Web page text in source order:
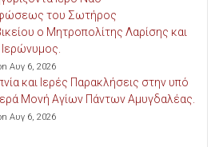
του Σωτήρος
ο Μητροπολίτης Λαρίσης και
Αυγ 6, 2026
και Ιερές Παρακλήσεις στην υπό
Μονή Αγίων Πάντων Αμυγδαλέας.
Αυγ 6, 2026